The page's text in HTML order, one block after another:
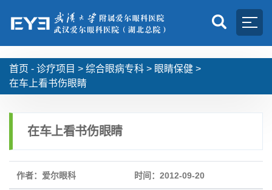
首页 - 诊疗项目 > 综合眼病专科 > 眼睛保健 >
在车上看书伤眼睛
在车上看书伤眼睛
作者：爱尔眼科 时间：2012-09-20